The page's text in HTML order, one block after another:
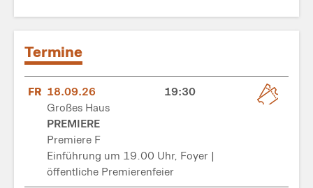
Termine
FR 18.09.26
19:30
Großes Haus
PREMIERE
Premiere F
Einführung um 19.00 Uhr, Foyer |
öffentliche Premierenfeier